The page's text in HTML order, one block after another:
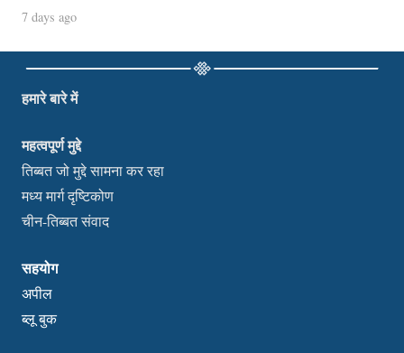
7 days ago
हमारे बारे में
महत्वपूर्ण मुद्दे
तिब्बत जो मुद्दे सामना कर रहा
मध्य मार्ग दृष्टिकोण
चीन-तिब्बत संवाद
सहयोग
अपील
ब्लू बुक